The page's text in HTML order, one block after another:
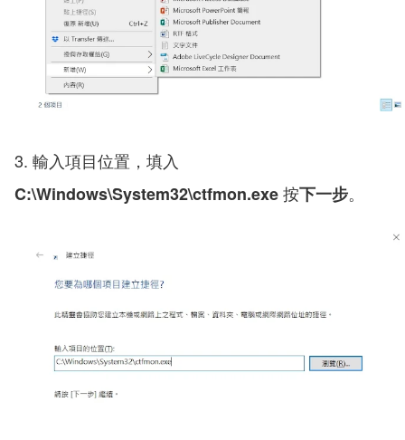
3. 輸入項目位置，填入
C:\Windows\System32\ctfmon.exe按下一步。